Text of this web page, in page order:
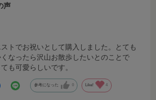
声
トでお祝いとして購入しました。とても
なったら沢山お散歩したいとのことで
も可愛らしいです。
参考になった 0 Like! 4